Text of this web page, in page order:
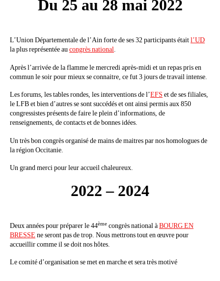
Du 25 au 28 mai 2022
L’Union Départementale de l’Ain forte de ses 32 participants étaitl’UD
la plus représentée aucongrès national.
Après l’arrivée de la flamme le mercredi après-midi et un repas pris en
commun le soir pour mieux se connaitre, ce fut 3 jours de travail intense.
Les forums, les tables rondes, les interventions de l’EFS et de ses filiales,
le LFB et bien d’autres se sont succédés et ont ainsi permis aux 850
congressistes présents de faire le plein d’informations, de
renseignements, de contacts et de bonnes idées.
Un très bon congrès organisé de mains de maitres par nos homologues de
la région Occitanie.
Un grand merci pour leur accueil chaleureux.
2022 – 2024
Deux années pour préparer le 44ème congrès national àBOURG EN
BRESSE ne seront pas de trop. Nous mettrons tout en œuvre pour
accueillir comme il se doit nos hôtes.
Le comité d’organisation se met en marche et sera très motivé